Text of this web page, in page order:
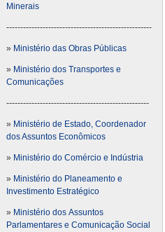
Minerais
----------------------------------------------------
» Ministério das Obras Públicas
» Ministério dos Transportes e
Comunicações
---------------------------------------------------
» Ministério de Estado, Coordenador
dos Assuntos Econômicos
» Ministério do Comércio e Indústria
» Ministério do Planeamento e
Investimento Estratégico
» Ministério dos Assuntos
Parlamentares e Comunicação Social